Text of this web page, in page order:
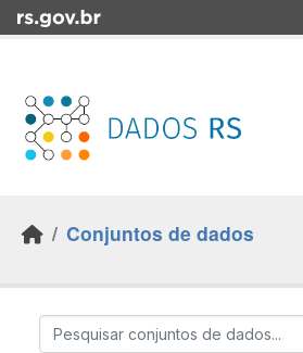
Skip to main content
Conjuntos de dados